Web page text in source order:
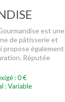
est une
de pâtisserie et
propose également
Réputée
: 0 €
: Variable